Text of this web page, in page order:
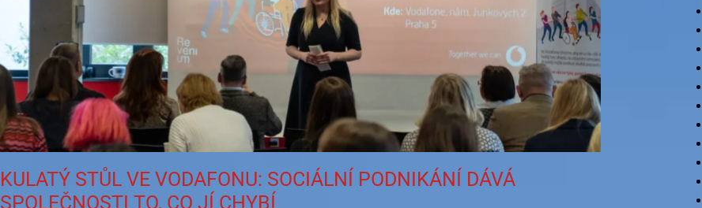
KULATÝ STŮL VE VODAFONU: SOCIÁLNÍ PODNIKÁNÍ DÁVÁ
SPOLEČNOSTI TO, CO JÍ CHYBÍ